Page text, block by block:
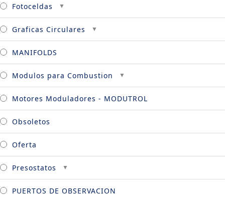
Fotoceldas
Graficas Circulares
MANIFOLDS
Modulos para Combustion
Motores Moduladores - MODUTROL
Obsoletos
Oferta
Presostatos
PUERTOS DE OBSERVACION